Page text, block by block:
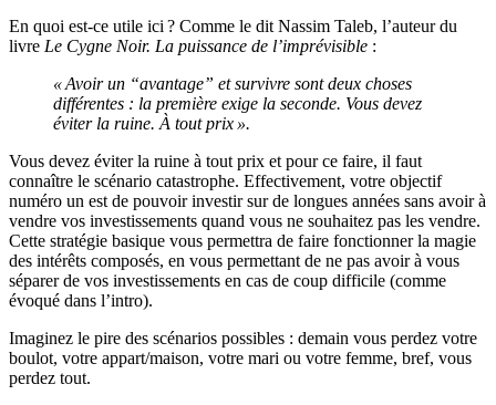
En quoi est-ce utile ici ? Comme le dit Nassim Taleb, l’auteur du
livre Le Cygne Noir. La puissance de l’imprévisible :
« Avoir un “avantage” et survivre sont deux choses
différentes : la première exige la seconde. Vous devez
éviter la ruine. À tout prix ».
Vous devez éviter la ruine à tout prix et pour ce faire, il faut
connaître le scénario catastrophe. Effectivement, votre objectif
numéro un est de pouvoir investir sur de longues années sans avoir à
vendre vos investissements quand vous ne souhaitez pas les vendre.
Cette stratégie basique vous permettra de faire fonctionner la magie
des intérêts composés, en vous permettant de ne pas avoir à vous
séparer de vos investissements en cas de coup difficile (comme
évoqué dans l’intro).
​​Imaginez le pire des scénarios possibles : demain vous perdez votre
boulot, votre appart/maison, votre mari ou votre femme, bref, vous
perdez tout.